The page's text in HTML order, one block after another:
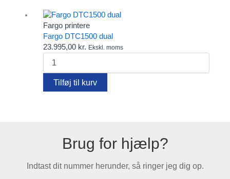
Farvebånd
Fido
FIDO2 Security Keys – password-fri login til alle behov
Gæsteregistrering
Kortholdere
Lanyards
Plastkort
Fargo printere
Fargo DTC1500 dual
23.995,00 kr. Ekskl. moms
Fargo
DTC1500
dual
antal
Tilføj til kurv
Brug for hjælp?
Indtast dit nummer herunder, så ringer jeg dig op.